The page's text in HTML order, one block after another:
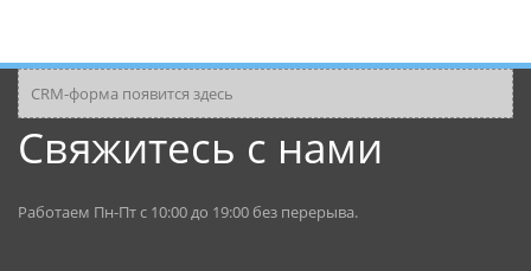
CRM-форма появится здесь
Свяжитесь с нами
Работаем Пн-Пт с 10:00 до 19:00 без перерыва.